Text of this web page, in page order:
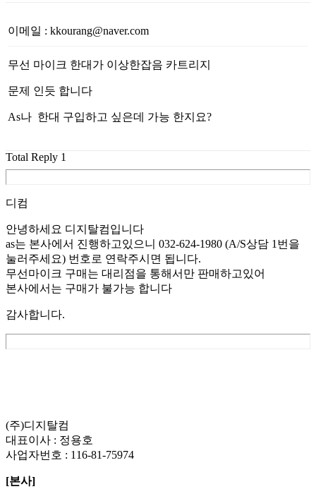
이메일 : kkourang@naver.com
무선 마이크 한대가 이상한잡음 카트리지
문제 인듯 합니다
As나 한대 구입하고 싶은데 가능 한지요?
Total Reply 1
디컴
안녕하세요 디지탈컴입니다
as는 본사에서 진행하고있으니 032-624-1980 (A/S상담 1번을
눌러주세요) 번호로 연락주시면 됩니다.
무선마이크 구매는 대리점을 통해서만 판매하고있어
본사에서는 구매가 불가능 합니다
감사합니다.
(주)디지탈컴
대표이사 : 정용호
사업자번호 : 116-81-75974
[본사]